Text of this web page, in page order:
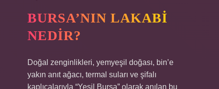
BURSA’NIN LAKABI
NEDIR?
Doğal zenginlikleri, yemyeşil doğası, bin’e
yakın anıt ağacı, termal suları ve şifalı
kaplıcalarıyla “Yeşil Bursa” olarak anılan bu